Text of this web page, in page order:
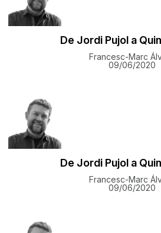
De Jordi Pujol a
Francesc-Marc
09/06/2020
De Jordi Pujol a
Francesc-Marc
09/06/2020